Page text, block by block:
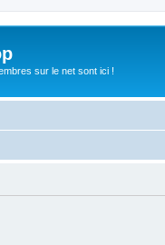
sur le net sont ici !